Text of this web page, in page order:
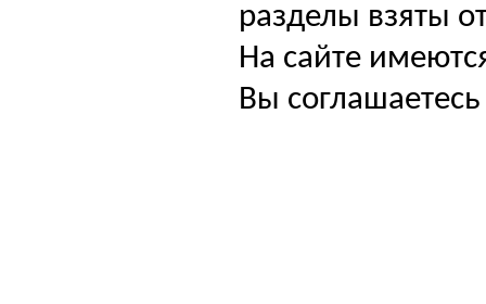
разделы взяты
На сайте
Вы